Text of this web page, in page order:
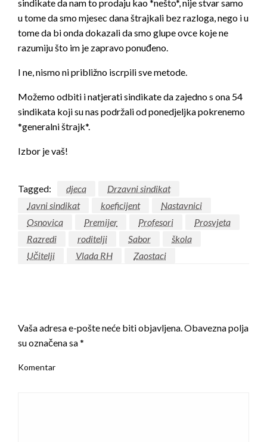
sindikate da nam to prodaju kao *nešto*, nije stvar samo
u tome da smo mjesec dana štrajkali bez razloga, nego i u
tome da bi onda dokazali da smo glupe ovce koje ne
razumiju što im je zapravo ponuđeno.
I ne, nismo ni približno iscrpili sve metode.
Možemo odbiti i natjerati sindikate da zajedno s ona 54
sindikata koji su nas podržali od ponedjeljka pokrenemo
*generalni štrajk*.
Izbor je vaš!
Tagged: djeca
Drzavni sindikat
Javni sindikat
koeficijent
Nastavnici
Osnovica
Premijer Profesori
Prosvjeta
Razredi
roditelji Sabor
škola
Učitelji
Vlada RH Zaostaci
Vaša adresa e-pošte neće biti objavljena.Obavezna polja
su označena sa*
Komentar